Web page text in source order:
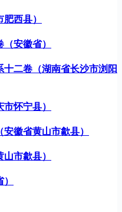
西县）
安徽省）
二卷（湖南省长沙市浏阳
怀宁县）
徽省黄山市歙县）
市歙县）